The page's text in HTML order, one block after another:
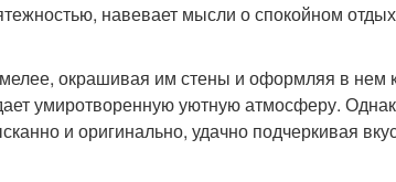
навевает мысли о спокойном
окрашивая им стены и оформляя в нем
умиротворенную уютную атмосферу.
и оригинально, удачно подчеркивая